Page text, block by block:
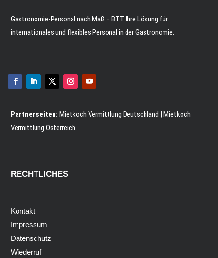
Gastronomie-Personal nach Maß – BTT Ihre Lösung für
internationales und flexibles Personal in der Gastronomie.
Partnerseiten: Mietkoch Vermittlung Deutschland |Mietkoch
Vermittlung Österreich
RECHTLICHES
Kontakt
Impressum
Datenschutz
Wiederruf